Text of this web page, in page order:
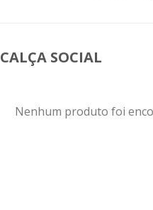
CALÇA SOCIAL
Nenhum produto foi